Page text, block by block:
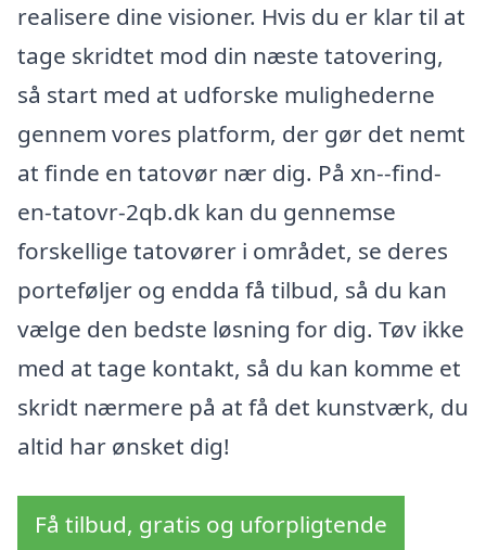
realisere dine visioner. Hvis du er klar til at
tage skridtet mod din næste tatovering,
så start med at udforske mulighederne
gennem vores platform, der gør det nemt
at finde en tatovør nær dig. På xn--find-
en-tatovr-2qb.dk kan du gennemse
forskellige tatovører i området, se deres
porteføljer og endda få tilbud, så du kan
vælge den bedste løsning for dig. Tøv ikke
med at tage kontakt, så du kan komme et
skridt nærmere på at få det kunstværk, du
altid har ønsket dig!
Få tilbud, gratis og uforpligtende